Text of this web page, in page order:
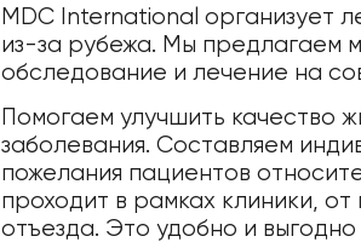
MDC International организует
из-за рубежа. Мы предлагаем
обследование и лечение на
Помогаем улучшить качество
заболевания. Составляем
пожелания пациентов
проходит в рамках клиники,
отъезда. Это удобно и выгодно